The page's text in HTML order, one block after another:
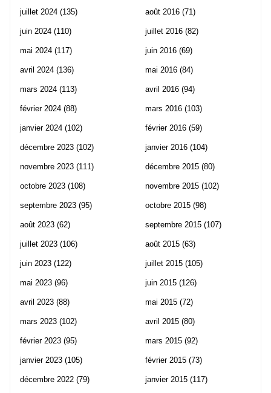
juillet 2024 (135)
juin 2024 (110)
mai 2024 (117)
avril 2024 (136)
mars 2024 (113)
février 2024 (88)
janvier 2024 (102)
décembre 2023 (102)
novembre 2023 (111)
octobre 2023 (108)
septembre 2023 (95)
août 2023 (62)
juillet 2023 (106)
juin 2023 (122)
mai 2023 (96)
avril 2023 (88)
mars 2023 (102)
février 2023 (95)
janvier 2023 (105)
décembre 2022 (79)
août 2016 (71)
juillet 2016 (82)
juin 2016 (69)
mai 2016 (84)
avril 2016 (94)
mars 2016 (103)
février 2016 (59)
janvier 2016 (104)
décembre 2015 (80)
novembre 2015 (102)
octobre 2015 (98)
septembre 2015 (107)
août 2015 (63)
juillet 2015 (105)
juin 2015 (126)
mai 2015 (72)
avril 2015 (80)
mars 2015 (92)
février 2015 (73)
janvier 2015 (117)